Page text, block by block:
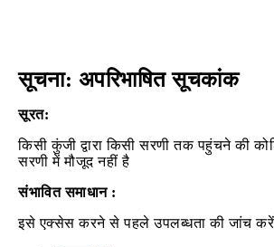
सूचना: अपरिभाषित सूचकांक
सूरत:
किसी कुंजी द्वारा किसी सरणी तक पहुंचने की
सरणी में मौजूद नहीं है
संभावित समाधान :
इसे एक्सेस करने से पहले उपलब्धता की जांच